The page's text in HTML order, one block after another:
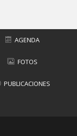
AGENDA
FOTOS
PUBLICACIONES